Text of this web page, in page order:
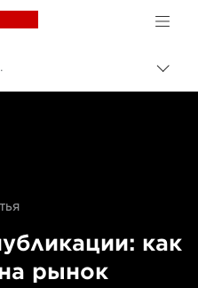
Canon Logo, back to
мира по регби
как
рынок